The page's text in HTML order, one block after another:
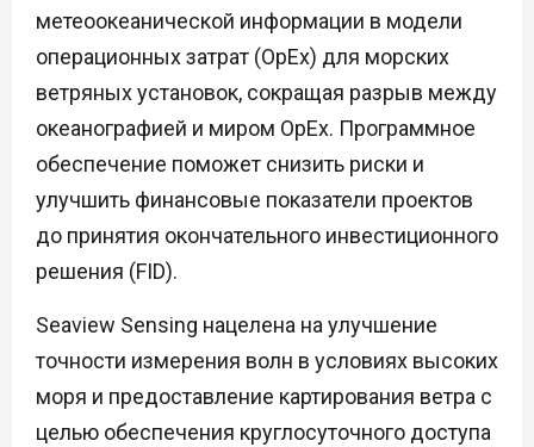
метеоокеанической информации в модели
операционных затрат (OpEx) для морских
ветряных установок, сокращая разрыв между
океанографией и миром OpEx. Программное
обеспечение поможет снизить риски и
улучшить финансовые показатели проектов
до принятия окончательного инвестиционного
решения (FID).
Seaview Sensing нацелена на улучшение
точности измерения волн в условиях высоких
моря и предоставление картирования ветра с
целью обеспечения круглосуточного доступа